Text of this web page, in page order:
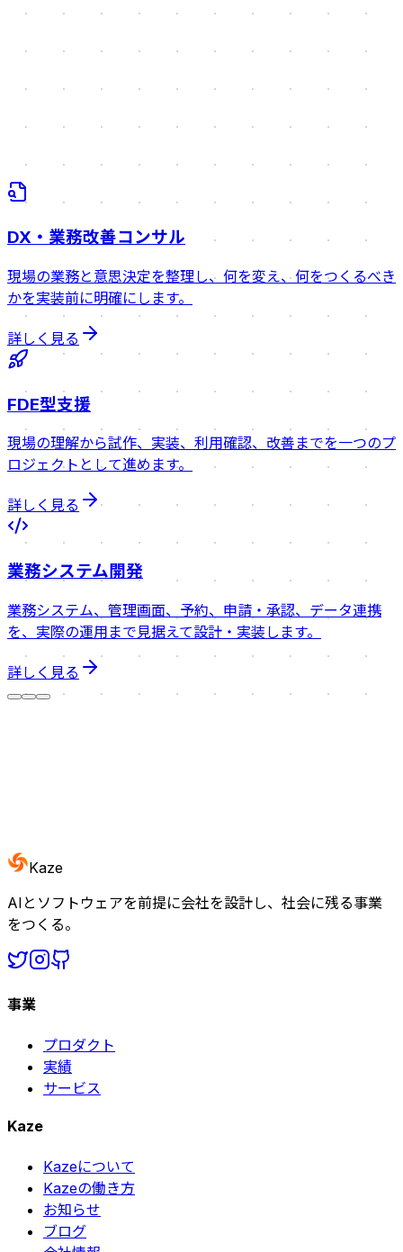
DX・業務改善コンサル
現場の業務と意思決定を整理し、何を変え、何をつくるべき
かを実装前に明確にします。
詳しく見る
FDE型支援
現場の理解から試作、実装、利用確認、改善までを一つのプ
ロジェクトとして進めます。
詳しく見る
業務システム開発
業務システム、管理画面、予約、申請・承認、データ連携
を、実際の運用まで見据えて設計・実装します。
詳しく見る
Kaze
AIとソフトウェアを前提に会社を設計し、社会に残る事業
をつくる。
事業
プロダクト
実績
サービス
Kaze
Kazeについて
Kazeの働き方
お知らせ
ブログ